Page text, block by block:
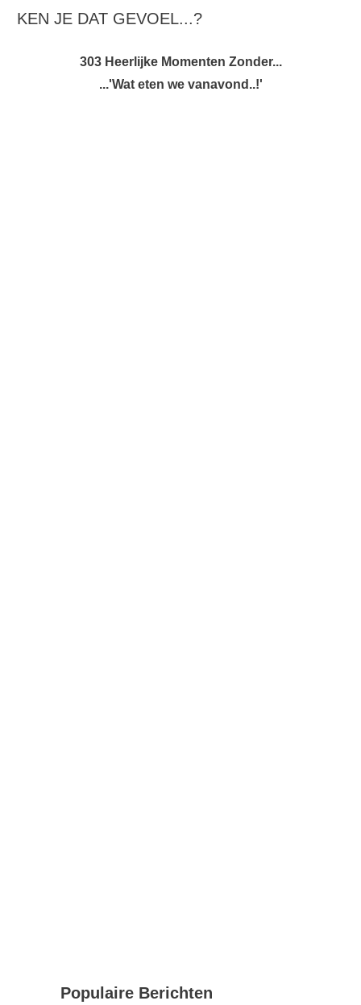
KEN JE DAT GEVOEL...?
303 Heerlijke Momenten Zonder...
...'Wat eten we vanavond..!'
Populaire Berichten